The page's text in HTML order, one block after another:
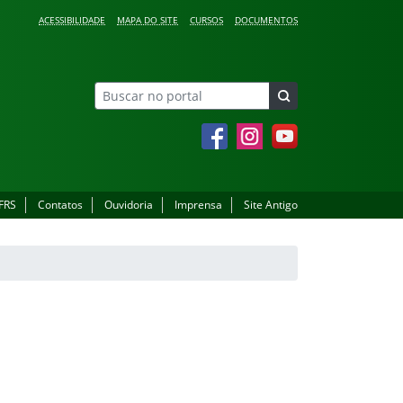
ACESSIBILIDADE MAPA DO SITE CURSOS DOCUMENTOS
FacebookInstagramYouTube
Contatos Ouvidoria Imprensa Site Antigo